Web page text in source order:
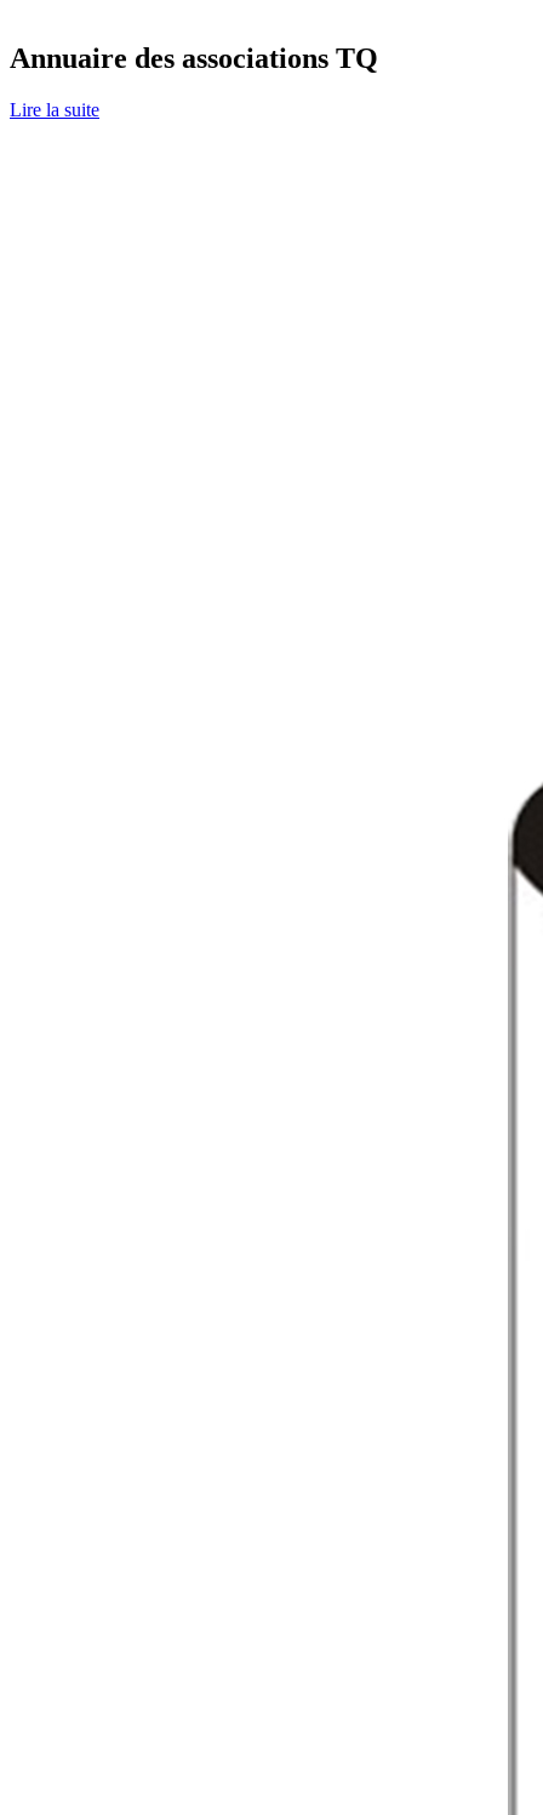
Annuaire des associations TQ
Lire la suite